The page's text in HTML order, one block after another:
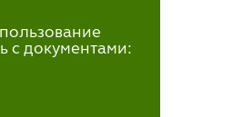
с документами: